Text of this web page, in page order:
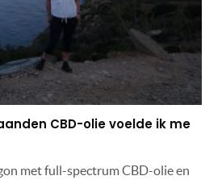
CBD-olie voelde ik me
met full-spectrum CBD-olie en